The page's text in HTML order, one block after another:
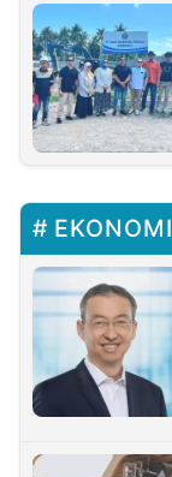
EKONOMI